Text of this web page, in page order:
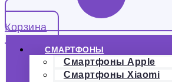
Корзина
СМАРТФОНЫ
Смартфоны Apple
Смартфоны Xiaomi